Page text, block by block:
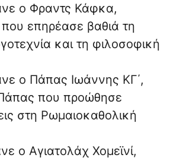
ο Φραντς Κάφκα,
επηρέασε βαθιά τη
και τη φιλοσοφική
ο Πάπας Ιωάννης ΚΓ΄,
που προώθησε
στη Ρωμαιοκαθολική
ο Αγιατολάχ Χομεϊνί,